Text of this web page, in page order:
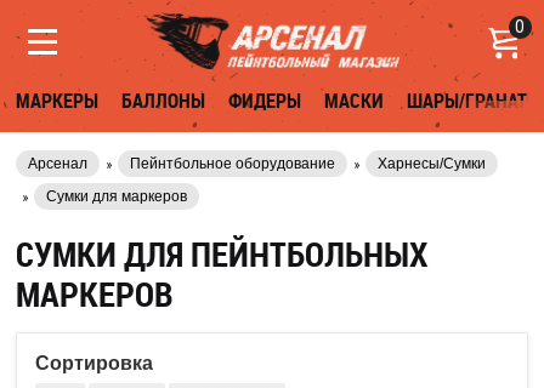
0
МАРКЕРЫ БАЛЛОНЫ ФИДЕРЫ МАСКИ ШАРЫ/ГРАНАТЫ
Арсенал Пейнтбольное оборудование
Харнесы/Сумки
Сумки для маркеров
СУМКИ ДЛЯ ПЕЙНТБОЛЬНЫХ
МАРКЕРОВ
Сортировка